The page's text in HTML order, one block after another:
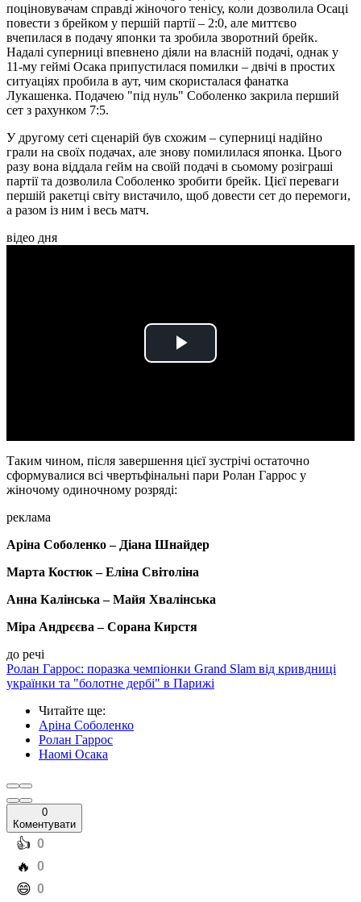
поціновувачам справді жіночого тенісу, коли дозволила Осаці
повести з брейком у першій партії – 2:0, але миттєво
вчепилася в подачу японки та зробила зворотний брейк.
Надалі суперниці впевнено діяли на власній подачі, однак у
11-му геймі Осака припустилася помилки – двічі в простих
ситуаціях пробила в аут, чим скористалася фанатка
Лукашенка. Подачею "під нуль" Соболенко закрила перший
сет з рахунком 7:5.
У другому сеті сценарій був схожим – суперниці надійно
грали на своїх подачах, але знову помилилася японка. Цього
разу вона віддала гейм на своїй подачі в сьомому розіграші
партії та дозволила Соболенко зробити брейк. Цієї переваги
першій ракетці світу вистачило, щоб довести сет до перемоги,
а разом із ним і весь матч.
відео дня
Play
Таким чином, після завершення цієї зустрічі остаточно
сформувалися всі чвертьфінальні пари Ролан Гаррос у
жіночому одиночному розряді:
реклама
Аріна Соболенко – Діана Шнайдер
Марта Костюк – Еліна Світоліна
Анна Калінська – Майя Хвалінська
Міра Андрєєва – Сорана Кирстя
до речі
Ролан Гаррос: поразка чемпіонки Grand Slam від кривдниці
українки та "болотне дербі" в Парижі
Читайте ще:
Аріна Соболенко
Ролан Гаррос
Наомі Осака
0
Коментувати
️👍 0
️🔥 0
️😄 0